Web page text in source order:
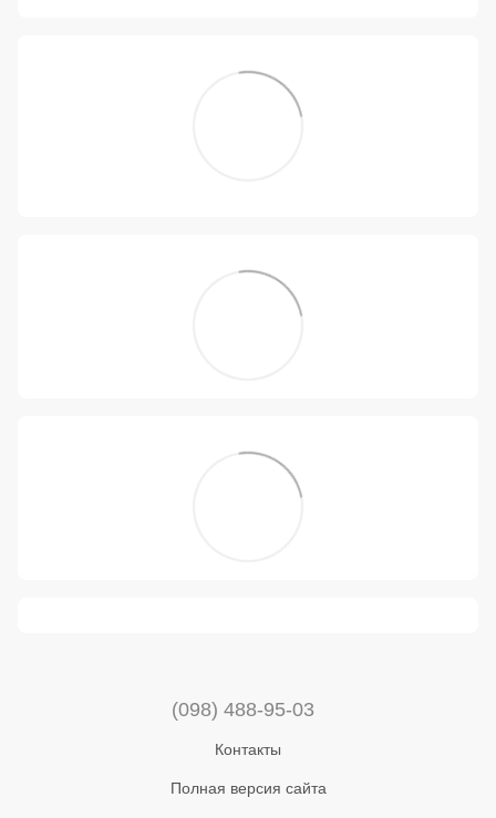
(098) 488-95-03
Контакты
Полная версия сайта